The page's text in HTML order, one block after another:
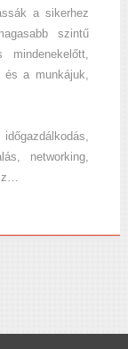
a sikerhez
szintű
a munkájuk,
networking,